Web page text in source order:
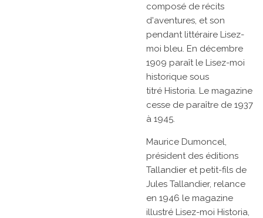
composé de récits
d'aventures, et son
pendant littéraire Lisez-
moi bleu. En décembre
1909 paraît le Lisez-moi
historique sous
titré Historia. Le magazine
cesse de paraître de 1937
à 1945.
Maurice Dumoncel,
président des éditions
Tallandier et petit-fils de
Jules Tallandier, relance
en 1946 le magazine
illustré Lisez-moi Historia,